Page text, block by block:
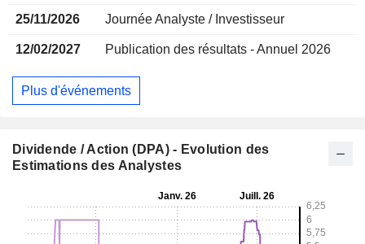
25/11/2026 Journée Analyste / Investisseur
12/02/2027 Publication des résultats - Annuel 2026
Plus d'événements
Dividende / Action (DPA) - Evolution des
Estimations des Analystes